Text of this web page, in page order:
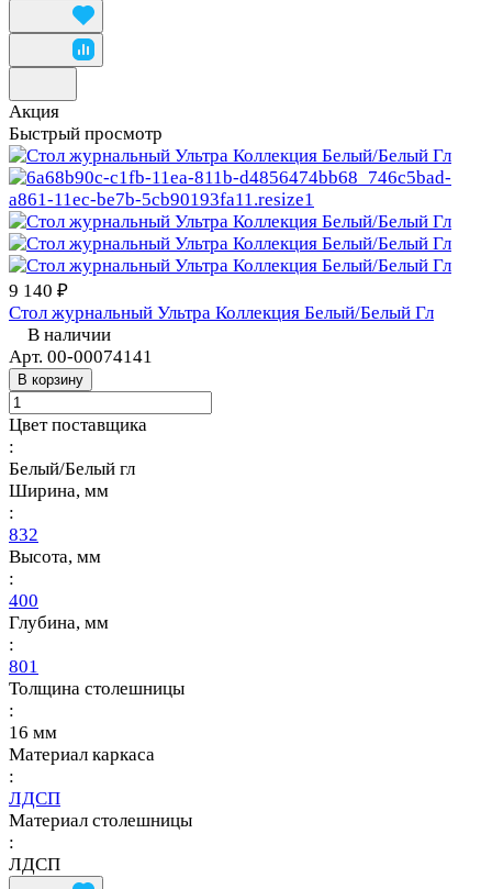
Акция
Быстрый просмотр
9 140 ₽
Стол журнальный Ультра Коллекция Белый/Белый Гл
В наличии
Арт. 00-00074141
В корзину
Цвет поставщика
:
Белый/Белый гл
Ширина, мм
:
832
Высота, мм
:
400
Глубина, мм
:
801
Толщина столешницы
:
16 мм
Материал каркаса
:
ЛДСП
Материал столешницы
:
ЛДСП